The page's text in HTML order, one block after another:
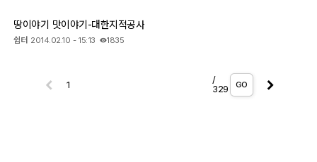
땅이야기 맛이야기-대한지적공사
쉼터 2014.02.10 - 15:13 1835
/
329
GO